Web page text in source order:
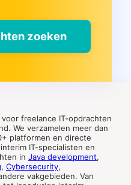
zoeken
freelance IT-opdrachten
We verzamelen meer dan
platformen en directe
IT-specialisten en
in Java development,
, Cybersecurity,
vakgebieden. Van